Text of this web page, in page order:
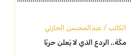
الكاتب / عبدالمحسن الحارثي
مكّة.. الردع الذي لا يُعلن حربًا